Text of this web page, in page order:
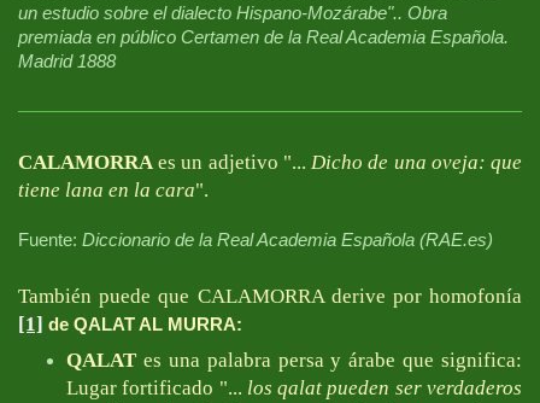
un estudio sobre el dialecto Hispano-Mozárabe".. Obra
premiada en público Certamen de la Real Academia Española.
Madrid 1888
CALAMORRA es un adjetivo "... Dicho de una oveja: que
tiene lana en la cara".
Fuente: Diccionario de la Real Academia Española (RAE.es)
También puede que CALAMORRA derive por homofonía
[1] de QALAT AL MURRA:
QALAT es una palabra persa y árabe que significa:
Lugar fortificado "... los qalat pueden ser verdaderos